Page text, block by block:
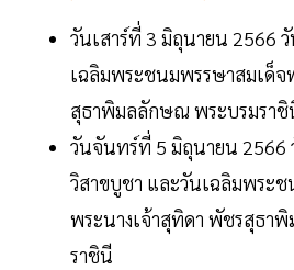
วันเสาร์ที่ 3 มิถุนายน 2566
เฉลิมพระชนมพรรษาสมเด็จ
สุธาพิมลลักษณ พระบรมราชิ
วันจันทร์ที่ 5 มิถุนายน 2566
วิสาขบูชา และวันเฉลิมพระ
พระนางเจ้าสุทิดา พัชรสุธา
ราชินี